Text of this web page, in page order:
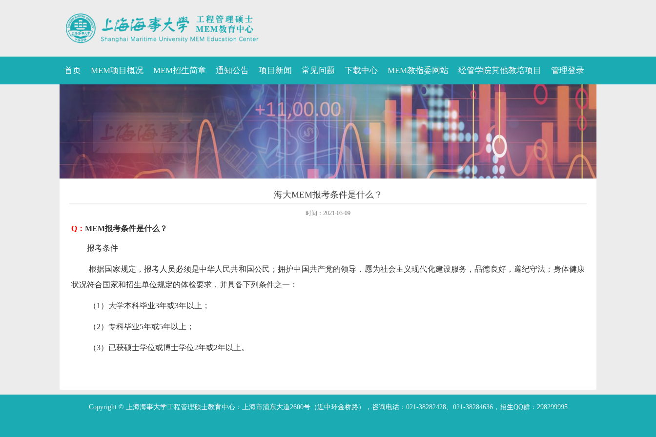
首页 MEM项目概况 MEM招生简章 通知公告 项目新闻 常见问题 下载中心 MEM教指委网站 经管学院其他教培项目 管理登录
海大MEM报考条件是什么？
时间：2021-03-09
Q： MEM报考条件是什么？
报考条件
根据国家规定，报考人员必须是中华人民共和国公民；拥护中国共产党的领导，愿为社会主义现代化建设服务，品德良好，遵纪守法；身体健康
状况符合国家和招生单位规定的体检要求，并具备下列条件之一：
（1）大学本科毕业3年或3年以上；
（2）专科毕业5年或5年以上；
（3）已获硕士学位或博士学位2年或2年以上。
Copyright © 上海海事大学工程管理硕士教育中心：上海市浦东大道2600号（近中环金桥路），咨询电话：021-38282428、021-38284636，招生QQ群：298299995